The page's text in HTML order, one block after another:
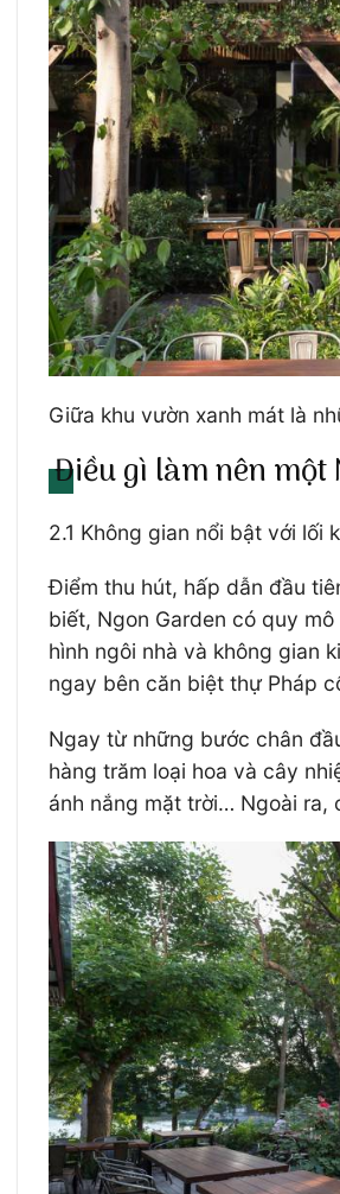
Giữa khu vườn xanh mát là
Điều gì làm nên một
2.1 Không gian nổi bật với lối
Điểm thu hút, hấp dẫn đầu
biết, Ngon Garden có quy
hình ngôi nhà và không gian
ngay bên căn biệt thự Pháp
Ngay từ những bước chân
hàng trăm loại hoa và cây
ánh nắng mặt trời… Ngoài ra,